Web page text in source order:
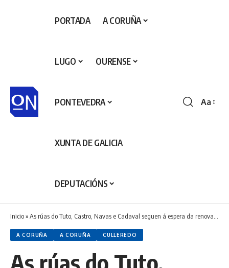
PORTADA A CORUÑA
LUGO OURENSE
PONTEVEDRA
XUNTA DE GALICIA
DEPUTACIÓNS
Aa
Inicio»As rúas do Tuto, Castro, Navas e Cadaval seguen á espera da renovación do pavimento
A CORUÑA A CORUÑA CULLEREDO